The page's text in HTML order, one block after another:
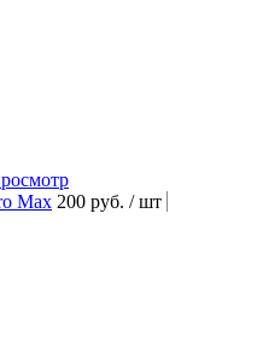
Max 200 руб. / шт